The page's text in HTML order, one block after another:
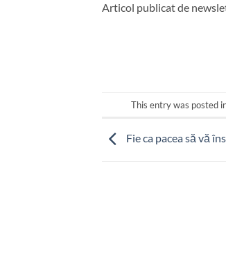
Articol publicat de
This entry was posted
Fie ca pacea să vă